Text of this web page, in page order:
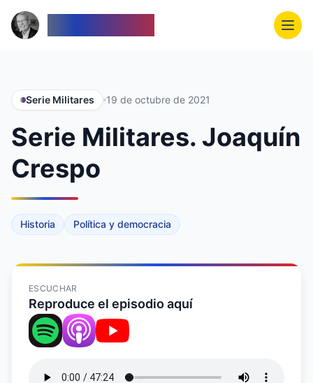
Serie Militares 19 de octubre de 2021
Serie Militares. Joaquín
Crespo
Historia Política y democracia
ESCUCHAR
Reproduce el episodio aquí